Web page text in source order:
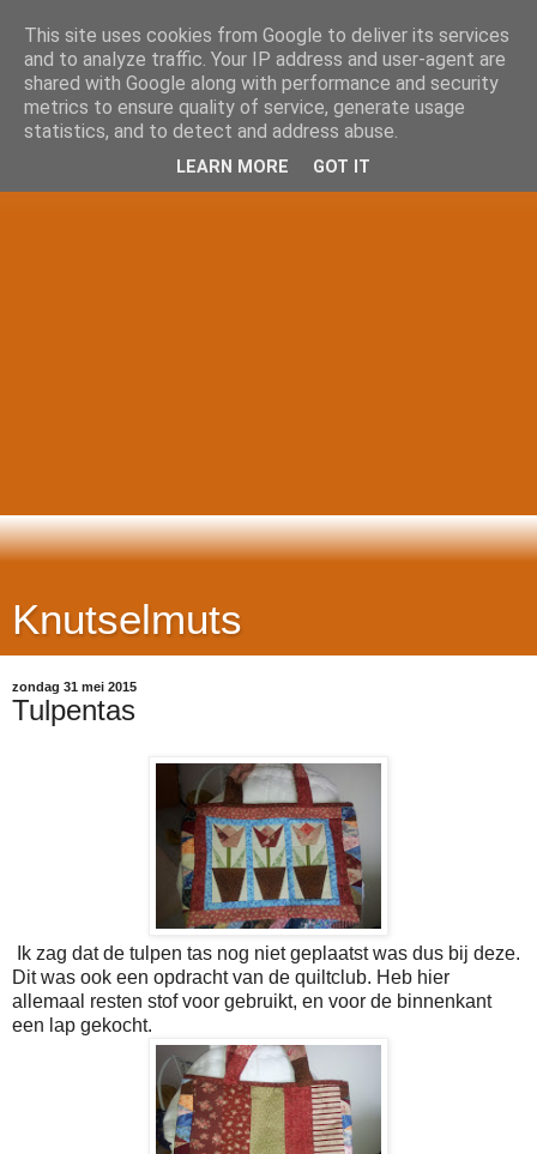
Knutselmuts
zondag 31 mei 2015
Tulpentas
Ik zag dat de tulpen tas nog niet geplaatst was dus bij deze.
Dit was ook een opdracht van de quiltclub. Heb hier
allemaal resten stof voor gebruikt, en voor de binnenkant
een lap gekocht.
This site uses cookies from Google to deliver its services
and to analyze traffic. Your IP address and user-agent are
shared with Google along with performance and security
metrics to ensure quality of service, generate usage
statistics, and to detect and address abuse.
LEARN MORE GOT IT